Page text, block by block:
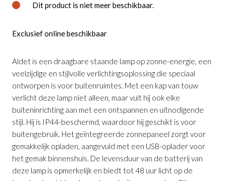
Dit product is niet meer beschikbaar.
Exclusief online beschikbaar
Aldet is een draagbare staande lamp op zonne-energie, een
veelzijdige en stijlvolle verlichtingsoplossing die speciaal
ontworpen is voor buitenruimtes. Met een kap van touw
verlicht deze lamp niet alleen, maar vult hij ook elke
buiteninrichting aan met een ontspannen en uitnodigende
stijl. Hij is IP44-beschermd, waardoor hij geschikt is voor
buitengebruik. Het geïntegreerde zonnepaneel zorgt voor
gemakkelijk opladen, aangevuld met een USB-oplader voor
het gemak binnenshuis. De levensduur van de batterij van
deze lamp is opmerkelijk en biedt tot 48 uur licht op de
Staande Lamp Aldet op Zonne-Energie
Zwart en Groen ⌀46
is toegevoegd aan je
winkelmandje